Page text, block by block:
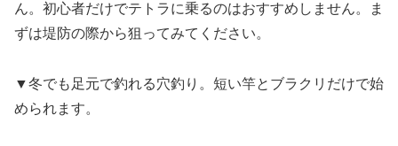
ん。初心者だけでテトラに乗るのはおすすめしません。ま
ずは堤防の際から狙ってみてください。
▼冬でも足元で釣れる穴釣り。短い竿とブラクリだけで始
められます。